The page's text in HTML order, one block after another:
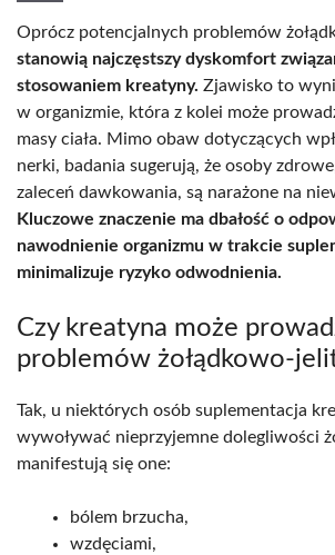
Oprócz potencjalnych problemów
stanowią najczęstszy dyskomfort
stosowaniem kreatyny. Zjawisko to
w organizmie, która z kolei może
masy ciała. Mimo obaw dotyczących
nerki, badania sugerują, że osoby
zaleceń dawkowania, są narażone na
Kluczowe znaczenie ma dbałość o
nawodnienie organizmu w trakcie
minimalizuje ryzyko odwodnienia.
Czy kreatyna może
problemów żołądkowo-
Tak, u niektórych osób suplementacja
wywoływać nieprzyjemne dolegliwości
manifestują się one:
bólem brzucha,
wzdęciami,